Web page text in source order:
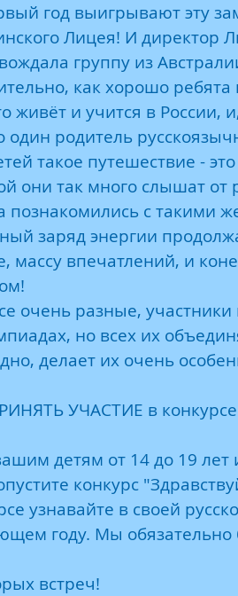
год выигрывают эту
Лицея! И директор
группу из
как хорошо
живёт и учится в России,
один родитель
такое путешествие -
они так много слышат
познакомились с такими
заряд энергии
массу впечатлений, и
очень разные,
но всех их
делает их очень
УЧАСТИЕ в конкурсе
детям от 14 до 19
конкурс
узнавайте в своей
году. Мы обязательно
встреч!